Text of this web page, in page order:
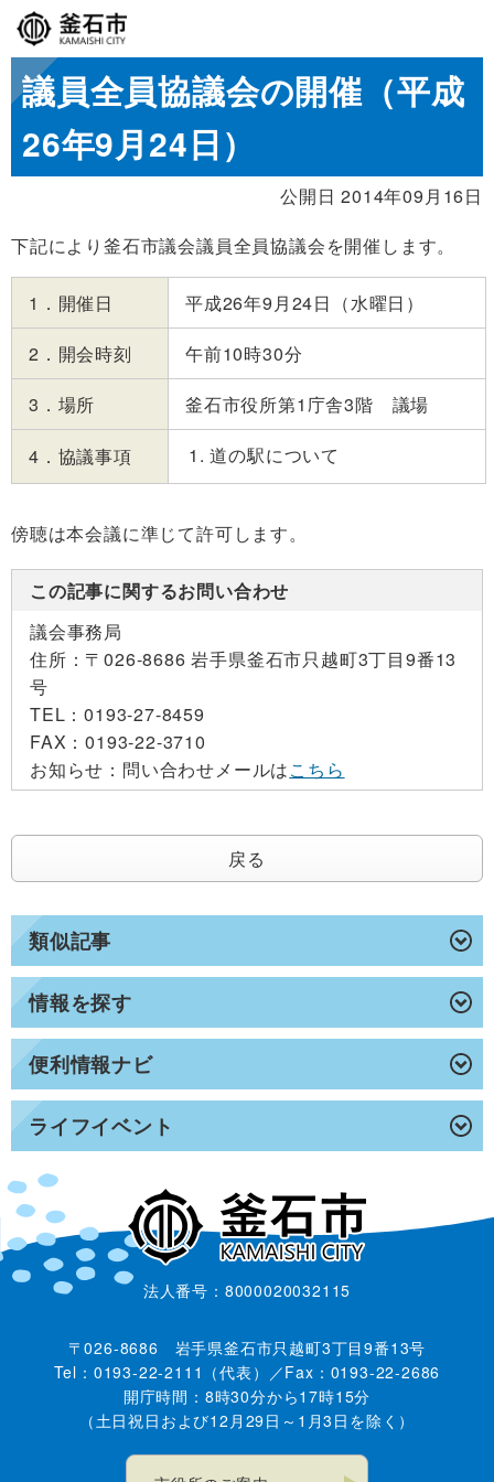
類似記事
情報を探す
便利情報ナビ
ライフイベント
議員全員協議会の開催（平成
26年9月24日）
公開日 2014年09月16日
下記により釜石市議会議員全員協議会を開催します。
1．開催日
平成26年9月24日（水曜日）
2．開会時刻
午前10時30分
3．場所
釜石市役所第1庁舎3階 議場
4．協議事項 道の駅について
傍聴は本会議に準じて許可します。
この記事に関するお問い合わせ
議会事務局
住所： 〒026-8686 岩手県釜石市只越町3丁目9番13
号
TEL：0193-27-8459
FAX：0193-22-3710
お知らせ： 問い合わせメールはこちら
戻る
法人番号：8000020032115
〒026-8686 岩手県釜石市只越町3丁目9番13号
Tel：0193-22-2111（代表）／Fax：0193-22-2686
開庁時間：8時30分から17時15分
（土日祝日および12月29日～1月3日を除く）